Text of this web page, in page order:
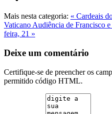
Mais nesta categoria: « Cardeais
Vaticano Audiência de Francisco
feira, 21 »
Deixe um comentário
Certifique-se de preencher os
permitido código HTML.